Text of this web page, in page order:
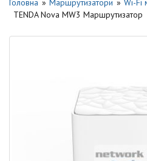
Головна Маршрутизатори
Wi-Fi
TENDA Nova MW3 Маршрутизатор